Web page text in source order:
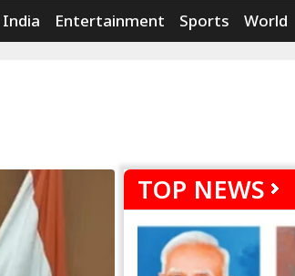
India Entertainment Sports World
TOP NEWS